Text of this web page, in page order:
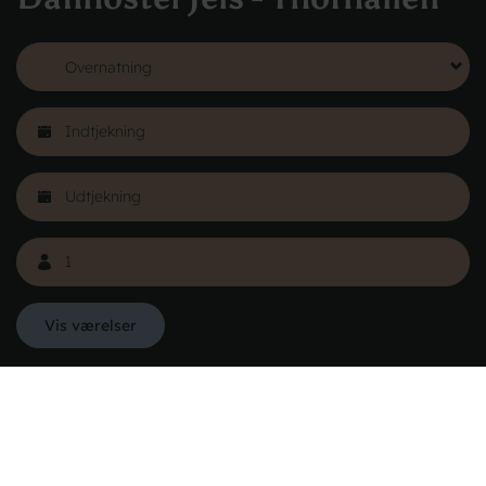
Vis værelser